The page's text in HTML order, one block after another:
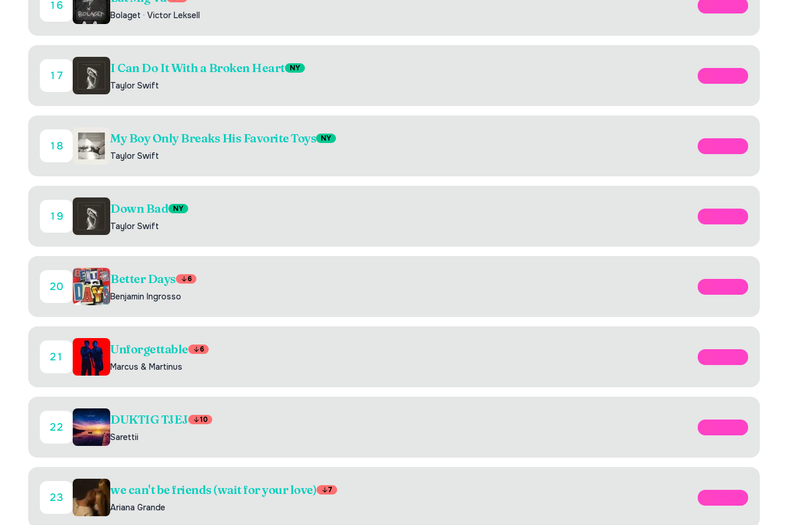
16
Bolaget · Victor Leksell
17
I Can Do It With a Broken Heart NY
Taylor Swift
18
My Boy Only Breaks His Favorite Toys NY
Taylor Swift
19
Down Bad NY
Taylor Swift
20
Better Days 6
Benjamin Ingrosso
21
Unforgettable 6
Marcus & Martinus
22
DUKTIG TJEJ 10
Sarettii
23
we can't be friends (wait for your love) 7
Ariana Grande